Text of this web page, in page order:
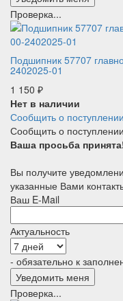
Проверка...
Подшипник 57707
2402025-01
1 150 ₽
Нет в наличии
Сообщить о поступлении
Сообщить о
Ваша просьба
Вы получите
указанные Вами
Ваш E-Mail
Актуальность
- обязательно к
Проверка...